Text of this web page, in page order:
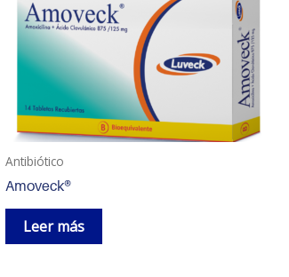
Antibiótico
Amoveck®
Leer más